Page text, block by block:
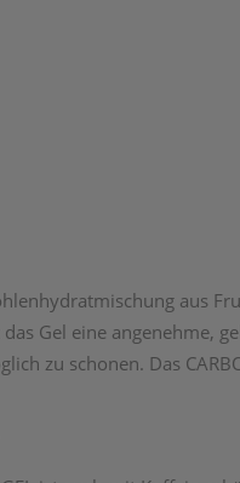
aus
Gel eine angenehme,
zu schonen. Das